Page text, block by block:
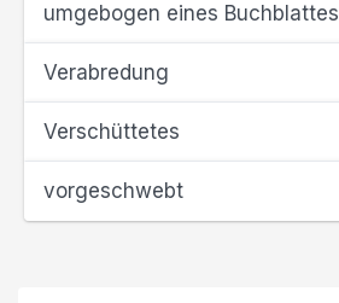
umgebogen eines Buchblattes
Verabredung
Verschüttetes
vorgeschwebt